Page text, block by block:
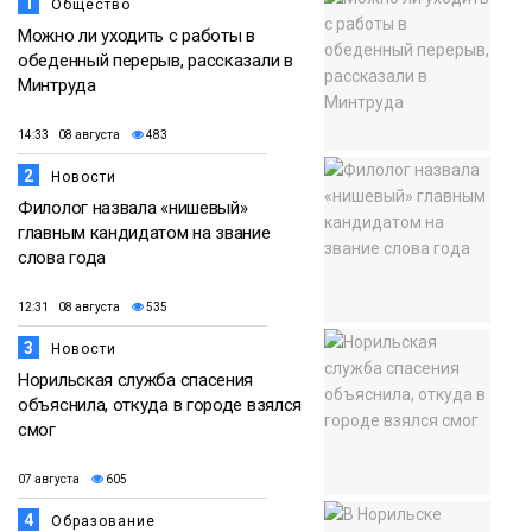
Общество
Можно ли уходить с работы в
обеденный перерыв, рассказали в
Минтруда
14:33 08 августа 483
2 Новости
Филолог назвала «нишевый»
главным кандидатом на звание
слова года
12:31 08 августа 535
3 Новости
Норильская служба спасения
объяснила, откуда в городе взялся
смог
07 августа 605
4 Образование